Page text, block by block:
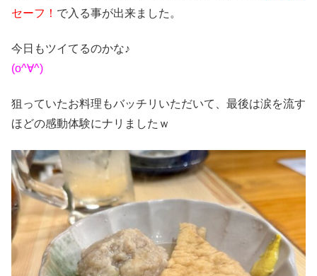
セーフ！ で入る事が出来ました。
今日もツイてるのかな♪
(o^∀^)
狙っていたお料理もバッチリいただいて、最後は涙を流す
ほどの感動体験にナリましたｗ